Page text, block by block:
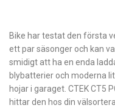
Bike har testat den första
ett par säsonger och kan
smidigt att ha en enda
blybatterier och moderna
hojar i garaget. CTEK CT5
hittar den hos din